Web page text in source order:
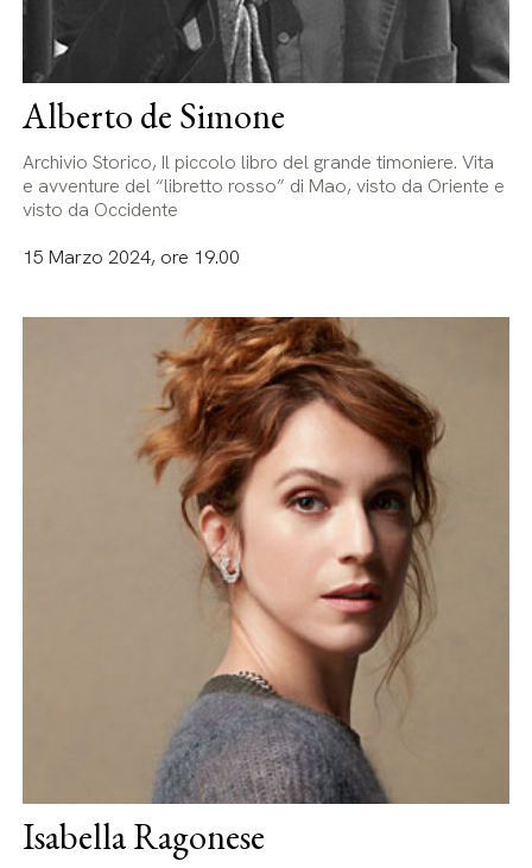
Alberto de Simone
Archivio Storico, Il piccolo libro del grande timoniere. Vita
e avventure del “libretto rosso” di Mao, visto da Oriente e
visto da Occidente
15 Marzo 2024, ore 19.00
Isabella Ragonese